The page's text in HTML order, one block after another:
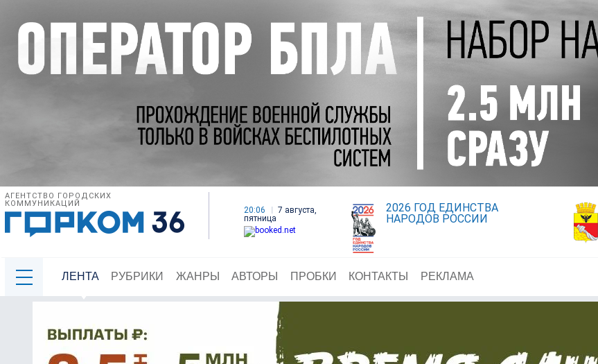
АГЕНТСТВО ГОРОДСКИХ
КОММУНИКАЦИЙ
20:06
7 августа,
пятница
2026 ГОД ЕДИНСТВА
НАРОДОВ РОССИИ
ЛЕНТА РУБРИКИ ЖАНРЫ АВТОРЫ ПРОБКИ КОНТАКТЫ РЕКЛАМА